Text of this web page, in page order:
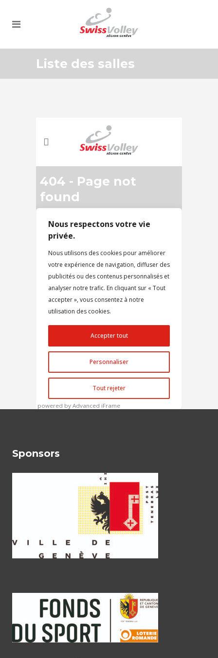
Liste des salles
powered by Advanced iFrame
Sponsors